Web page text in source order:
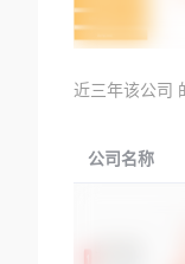
近三年该公司
公司名称